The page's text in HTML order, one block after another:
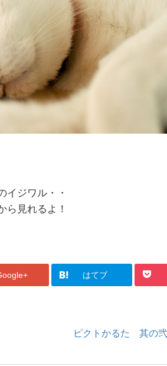
イジワル・・
ら見れるよ！
はてブ
ピクトかるた 其の弐